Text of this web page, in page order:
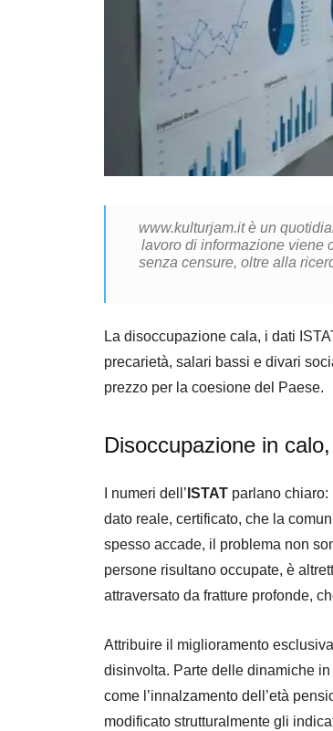
www.kulturjam.it è un
lavoro di informazione viene
senza censure, oltre alla
La disoccupazione cala, i dati
precarietà, salari bassi e divari
prezzo per la coesione del Paese.
Disoccupazione in
I numeri dell’ ISTAT parlano chiaro:
dato reale, certificato, che la
spesso accade, il problema non
persone risultano occupate, è
attraversato da fratture profonde,
Attribuire il miglioramento
disinvolta. Parte delle dinamiche
come l’innalzamento dell’età
modificato strutturalmente gli